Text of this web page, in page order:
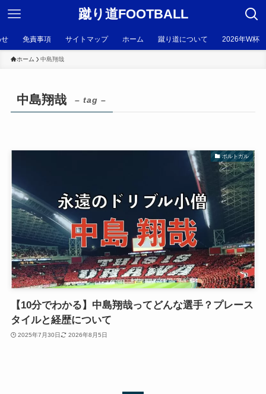
蹴り道FOOTBALL
免責事項 サイトマップ ホーム 蹴り道について 2026年W杯
ホーム 中島翔哉
中島翔哉 – tag –
ポルトガル
【10分でわかる】中島翔哉ってどんな選手？プレース
タイルと経歴について
2025年7月30日 2026年8月5日